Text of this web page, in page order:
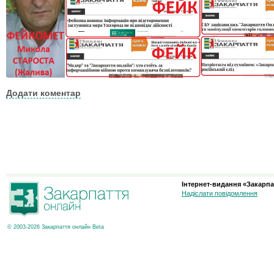
Додати коментар
© 2003-2026 Закарпаття онлайн Beta
Інтернет-видання
Надіслати повідомлення